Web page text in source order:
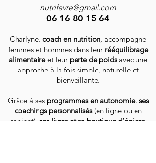
nutrifevre@gmail.com
06 16 80 15 64
Charlyne, coach en nutrition, accompagne
femmes et hommes dans leur rééquilibrage
alimentaireet leur perte de poidsavec une
approche à la fois simple, naturelle et
bienveillante.
Grâce à ses programmes en autonomie, ses
coachings personnalisés(en ligne ou en
cabinet), ses livres et sa boutique d’épices,